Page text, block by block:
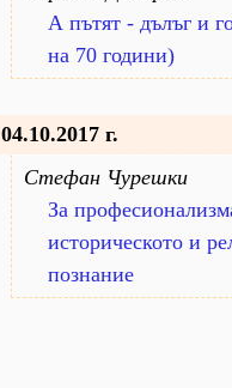
А пътят - дълъг и
на 70 години)
04.10.2017 г.
Стефан Чурешки
За
историческото и
познание